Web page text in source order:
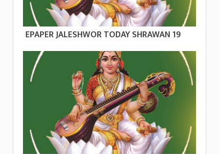
EPAPER JALESHWOR TODAY SHRAWAN 19